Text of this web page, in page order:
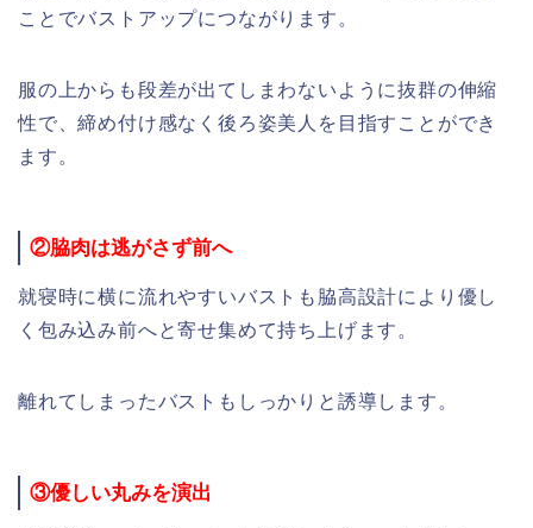
ことでバストアップにつながります。
服の上からも段差が出てしまわないように抜群の伸縮
性で、締め付け感なく後ろ姿美人を目指すことができ
ます。
②脇肉は逃がさず前へ
就寝時に横に流れやすいバストも脇高設計により優し
く包み込み前へと寄せ集めて持ち上げます。
離れてしまったバストもしっかりと誘導します。
③優しい丸みを演出